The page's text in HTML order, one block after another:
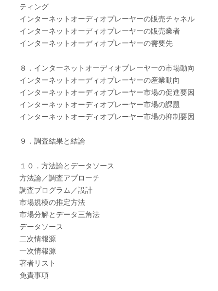
ティング
インターネットオーディオプレーヤーの販売チャネル
インターネットオーディオプレーヤーの販売業者
インターネットオーディオプレーヤーの需要先
８．インターネットオーディオプレーヤーの市場動向
インターネットオーディオプレーヤーの産業動向
インターネットオーディオプレーヤー市場の促進要因
インターネットオーディオプレーヤー市場の課題
インターネットオーディオプレーヤー市場の抑制要因
９．調査結果と結論
１０．方法論とデータソース
方法論／調査アプローチ
調査プログラム／設計
市場規模の推定方法
市場分解とデータ三角法
データソース
二次情報源
一次情報源
著者リスト
免責事項